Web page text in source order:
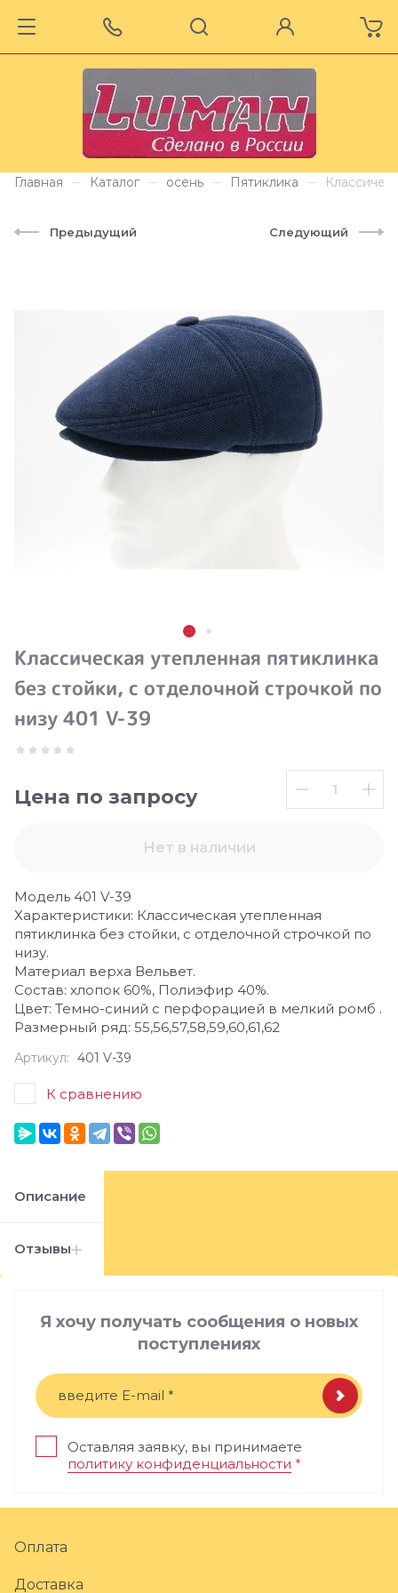
Главная Каталог осень Пятиклика
Предыдущий Следующий
Классическая утепленная пятиклинка
без стойки, с отделочной строчкой по
низу 401 V-39
Цена по запросу
Нет в наличии
Модель 401 V-39
Характеристики: Классическая утепленная
пятиклинка без стойки, с отделочной строчкой по
низу.
Материал верха Вельвет.
Состав: хлопок 60%, Полиэфир 40%.
Цвет: Темно-синий с перфорацией в мелкий ромб .
Размерный ряд: 55,56,57,58,59,60,61,62
Артикул: 401 V-39
К сравнению
Описание
Отзывы
Оплата
Доставка
Я хочу получать сообщения о новых
поступлениях
Оставляя заявку, вы принимаете
политику конфиденциальности *